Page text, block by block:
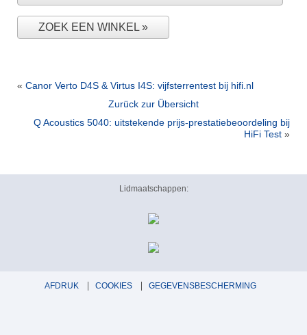
ZOEK EEN WINKEL
« Canor Verto D4S & Virtus I4S: vijfsterrentest bij hifi.nl
Zurück zur Übersicht
Q Acoustics 5040: uitstekende prijs-prestatiebeoordeling bij
HiFi Test »
Lidmaatschappen:
AFDRUK COOKIES GEGEVENSBESCHERMING